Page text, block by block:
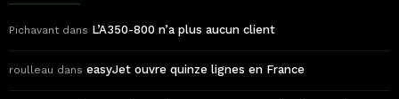
Pichavant dans L’A350-800 n’a plus aucun client
roulleau dans easyJet ouvre quinze lignes en France